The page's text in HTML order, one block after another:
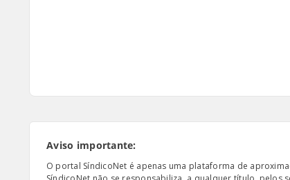
Aviso importante:
O portal SíndicoNet é apenas uma plataforma de